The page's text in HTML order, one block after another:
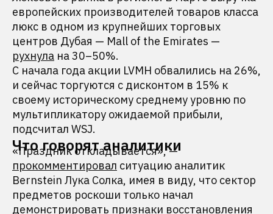
европейских производителей товаров класса
люкс в одном из крупнейших торговых
центров Дубая — Mall of the Emirates —
рухнула на 30–50%.
С начала года акции LVMH обвалились на 26%,
и сейчас торгуются с дисконтом в 15% к
своему историческому среднему уровню по
мультипликатору ожидаемой прибыли,
подсчитал WSJ.
Что говорят аналитики
«Праздник откладывается», —
прокомментировал ситуацию аналитик
Bernstein Лука Солка, имея в виду, что сектор
предметов роскоши только начал
демонстрировать признаки восстановления